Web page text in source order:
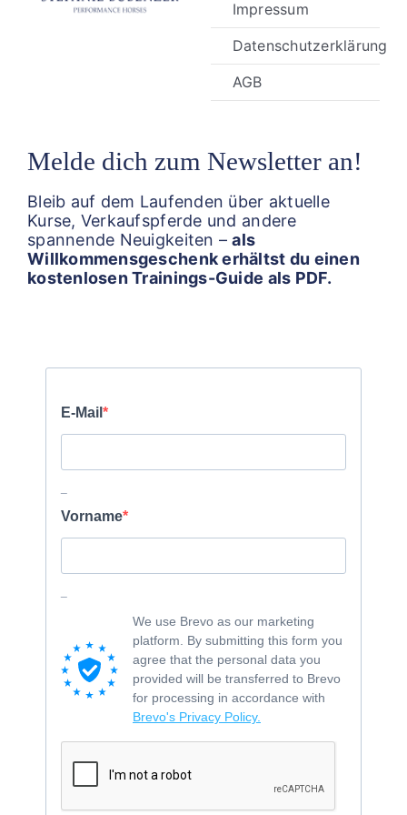
Impressum
Datenschutzerklärung
AGB
Melde dich zum Newsletter an!
Bleib auf dem Laufenden über aktuelle
Kurse, Verkaufspferde und andere
spannende Neuigkeiten –als
Willkommensgeschenk erhältst du einen
kostenlosen Trainings-Guide als PDF.